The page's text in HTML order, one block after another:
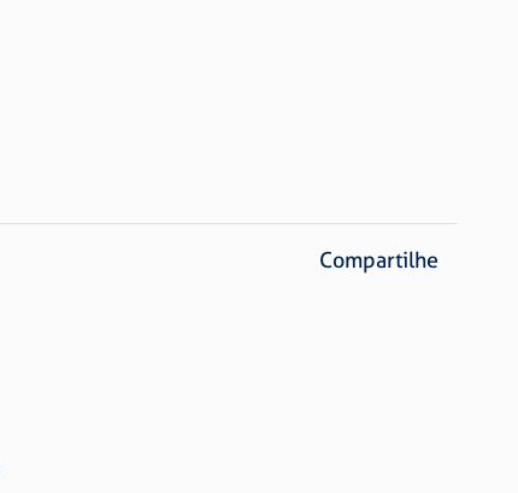
Compartilhe